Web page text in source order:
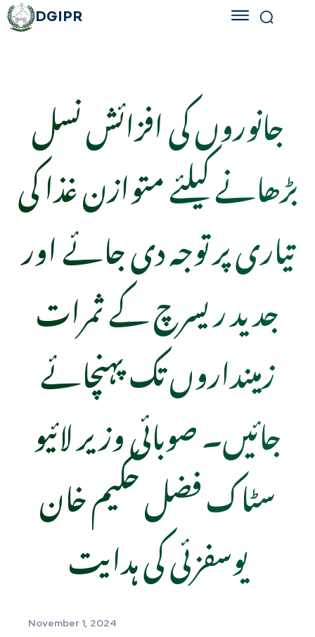
DGIPR
جانوروں کی افزائش نسل
بڑھانے کیلئے متوازن غذا کی
تیاری پر توجہ دی جائے اور
جدید ریسرچ کے ثمرات
زمینداروں تک پہنچائے
جائیں۔ صوبائی وزیر لائیو
سٹاک فضل حکیم خان
یوسفزئی کی ہدایت
November 1, 2024